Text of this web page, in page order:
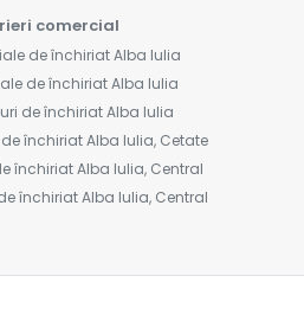
comercial
de închiriat Alba Iulia
de închiriat Alba Iulia
de închiriat Alba Iulia
închiriat Alba Iulia, Cetate
închiriat Alba Iulia, Central
închiriat Alba Iulia, Central